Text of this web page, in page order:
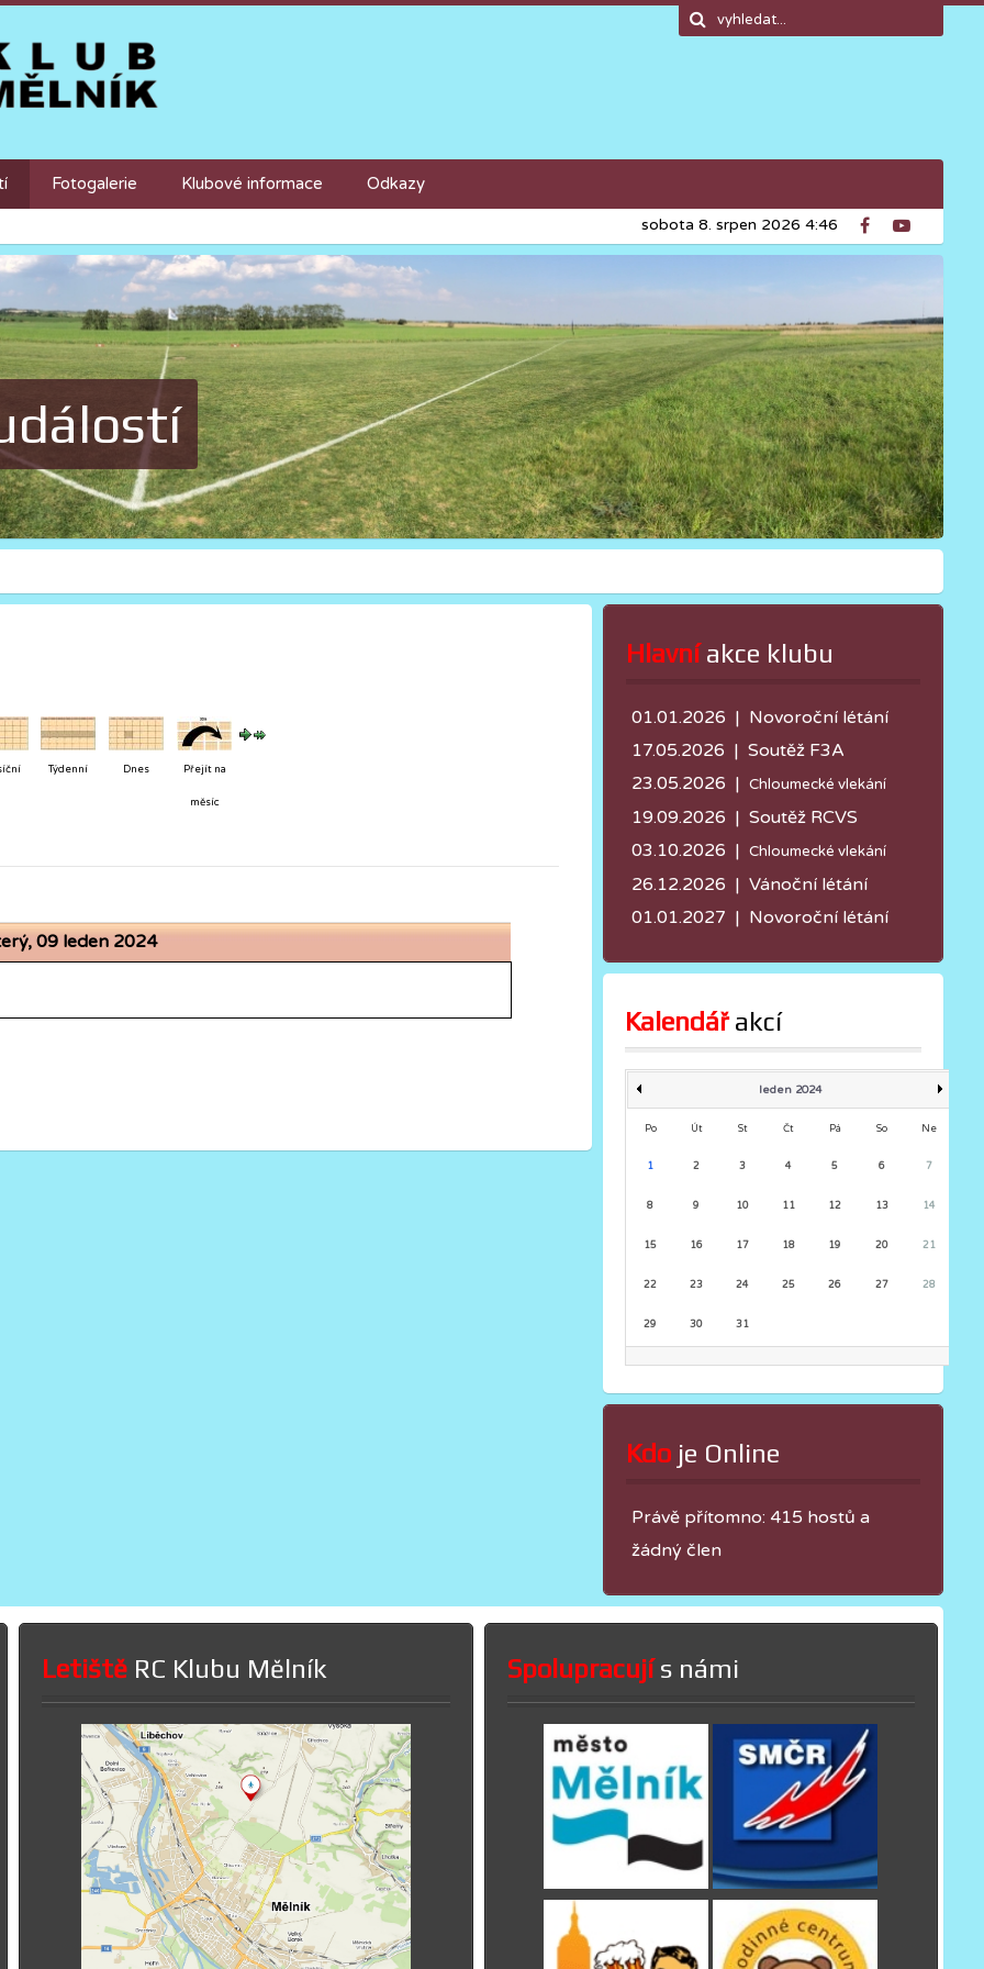
Fotogalerie Klubové informace Odkazy
sobota 8. srpen 2026 4:46
Týdenní Dnes Přejít na
měsíc
09 leden 2024
Hlavní akce klubu
01.01.2026 | Novoroční létání
17.05.2026 | Soutěž F3A
23.05.2026 | Chloumecké vlekání
19.09.2026 | Soutěž RCVS
03.10.2026 | Chloumecké vlekání
26.12.2026 | Vánoční létání
01.01.2027 | Novoroční létání
Kalendář akcí
leden 2024
Po Út St Čt Pá So Ne
1 2 3 4 5 6 7
8 9 10 11 12 13 14
15 16 17 18 19 20 21
22 23 24 25 26 27 28
29 30 31
Kdo je Online
Právě přítomno: 415 hostů a
žádný člen
Letiště RC Klubu Mělník Spolupracujís námi